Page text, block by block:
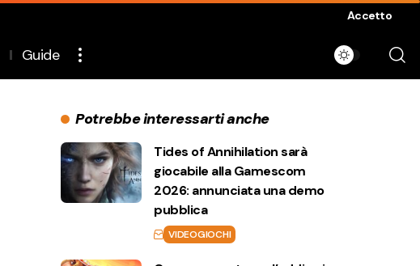
Accetto
Guide
Potrebbe interessarti anche
Tides of Annihilation sarà
giocabile alla Gamescom
2026: annunciata una demo
pubblica
VIDEOGIOCHI